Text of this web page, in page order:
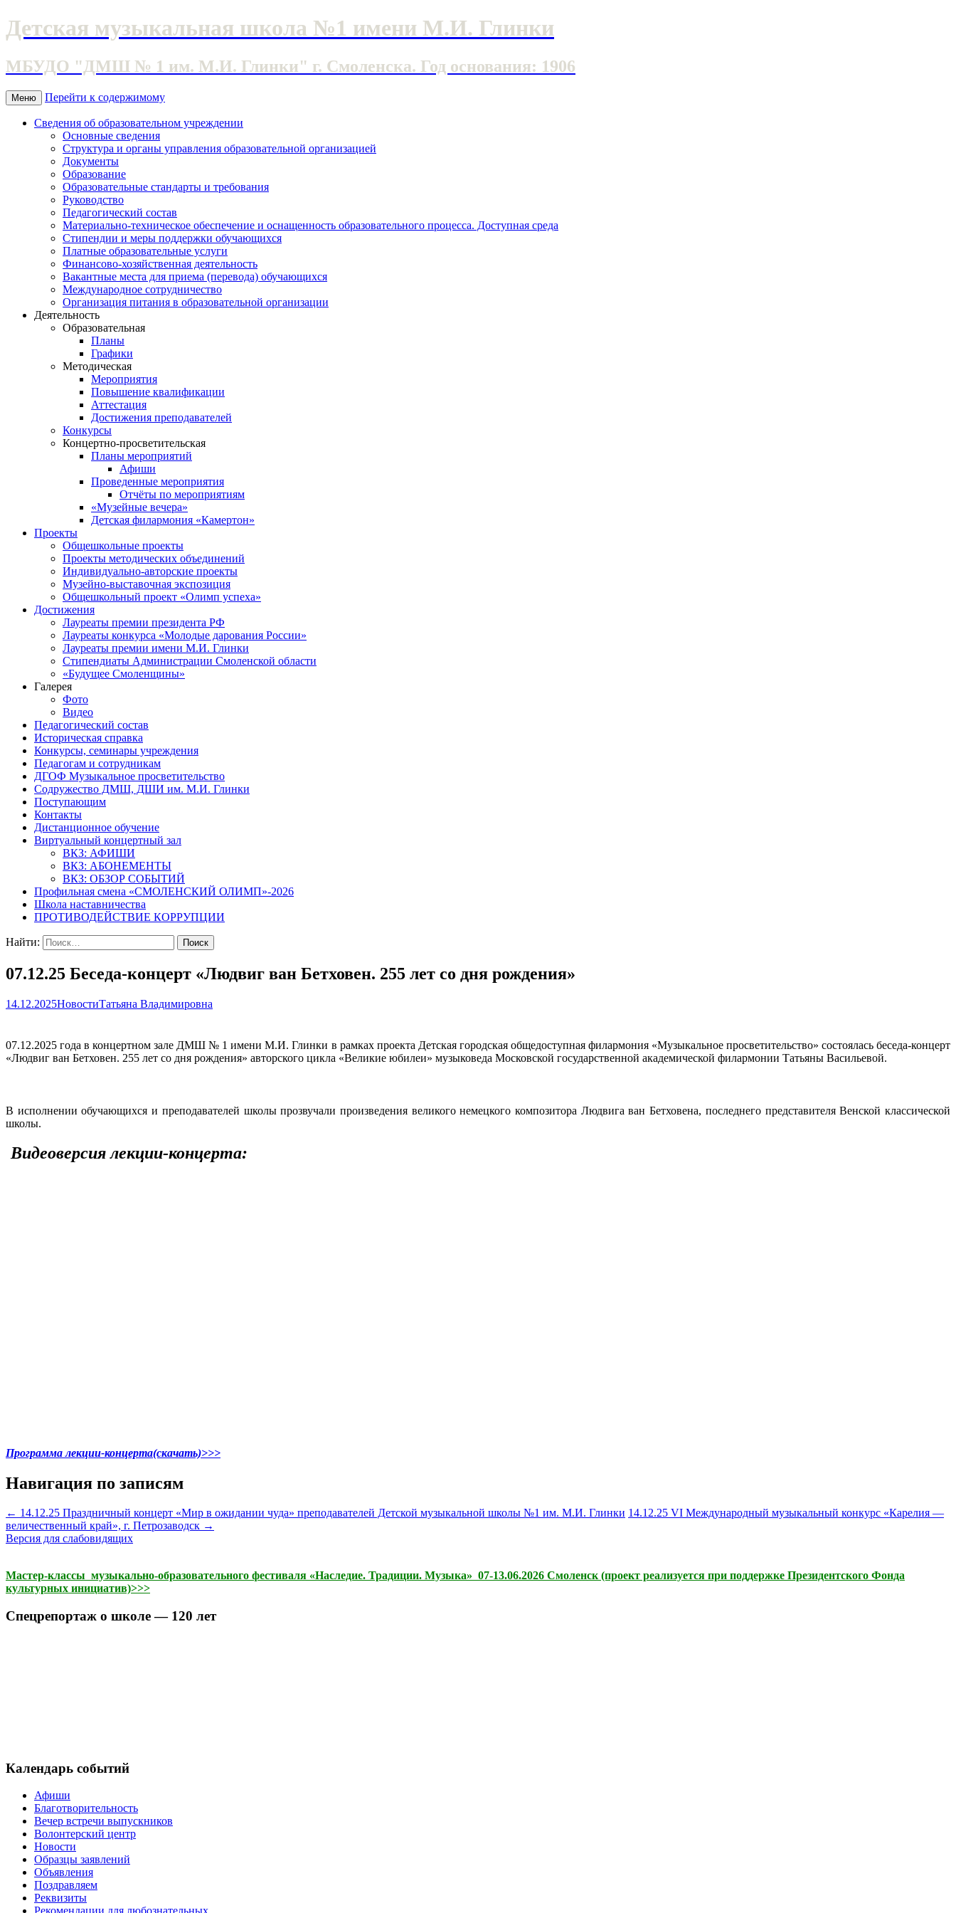
Детская музыкальная школа №1 имени М.И. Глинки
МБУДО "ДМШ № 1 им. М.И. Глинки" г. Смоленска. Год основания: 1906
Меню Перейти к содержимому
Сведения об образовательном учреждении
Основные сведения
Структура и органы управления образовательной организацией
Документы
Образование
Образовательные стандарты и требования
Руководство
Педагогический состав
Материально-техническое обеспечение и оснащенность образовательного процесса. Доступная среда
Стипендии и меры поддержки обучающихся
Платные образовательные услуги
Финансово-хозяйственная деятельность
Вакантные места для приема (перевода) обучающихся
Международное сотрудничество
Организация питания в образовательной организации
Деятельность
Образовательная
Планы
Графики
Методическая
Мероприятия
Повышение квалификации
Аттестация
Достижения преподавателей
Конкурсы
Концертно-просветительская
Планы мероприятий
Афиши
Проведенные мероприятия
Отчёты по мероприятиям
«Музейные вечера»
Детская филармония «Камертон»
Проекты
Общешкольные проекты
Проекты методических объединений
Индивидуально-авторские проекты
Музейно-выставочная экспозиция
Общешкольный проект «Олимп успеха»
Достижения
Лауреаты премии президента РФ
Лауреаты конкурса «Молодые дарования России»
Лауреаты премии имени М.И. Глинки
Стипендиаты Администрации Смоленской области
«Будущее Смоленщины»
Галерея
Фото
Видео
Педагогический состав
Историческая справка
Конкурсы, семинары учреждения
Педагогам и сотрудникам
ДГОФ Музыкальное просветительство
Содружество ДМШ, ДШИ им. М.И. Глинки
Поступающим
Контакты
Дистанционное обучение
Виртуальный концертный зал
ВКЗ: АФИШИ
ВКЗ: АБОНЕМЕНТЫ
ВКЗ: ОБЗОР СОБЫТИЙ
Профильная смена «СМОЛЕНСКИЙ ОЛИМП»-2026
Школа наставничества
ПРОТИВОДЕЙСТВИЕ КОРРУПЦИИ
Найти:
07.12.25 Беседа-концерт «Людвиг ван Бетховен. 255 лет со дня рождения»
14.12.2025НовостиТатьяна Владимировна
07.12.2025 года в концертном зале ДМШ № 1 имени М.И. Глинки в рамках проекта Детская городская общедоступная филармония «Музыкальное просветительство» состоялась беседа-концерт
«Людвиг ван Бетховен. 255 лет со дня рождения» авторского цикла «Великие юбилеи» музыковеда Московской государственной академической филармонии Татьяны Васильевой.
В исполнении обучающихся и преподавателей школы прозвучали произведения великого немецкого композитора Людвига ван Бетховена, последнего представителя Венской классической
школы.
Видеоверсия лекции-концерта:
Программа лекции-концерта(скачать)>>>
Навигация по записям
← 14.12.25 Праздничный концерт «Мир в ожидании чуда» преподавателей Детской музыкальной школы №1 им. М.И. Глинки 14.12.25 VI Международный музыкальный конкурс «Карелия —
величественный край», г. Петрозаводск →
Версия для слабовидящих
Мастер-классы музыкально-образовательного фестиваля «Наследие. Традиции. Музыка» 07-13.06.2026 Смоленск (проект реализуется при поддержке Президентского Фонда
культурных инициатив)>>>
Спецрепортаж о школе — 120 лет
Календарь событий
Афиши
Благотворительность
Вечер встречи выпускников
Волонтерский центр
Новости
Образцы заявлений
Объявления
Поздравляем
Реквизиты